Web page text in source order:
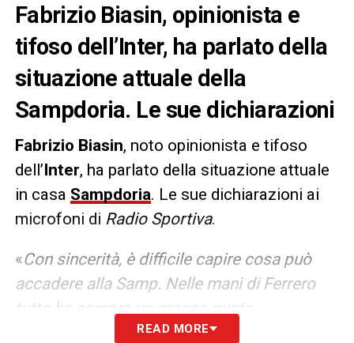
Fabrizio Biasin, opinionista e
tifoso dell’Inter, ha parlato della
situazione attuale della
Sampdoria. Le sue dichiarazioni
Fabrizio Biasin, noto opinionista e tifoso
dell’Inter, ha parlato della situazione attuale
in casa Sampdoria. Le sue dichiarazioni ai
microfoni di Radio Sportiva.
«Con sincerità, è difficile capire cosa può
accadere alla Samp. Nelle mani di Ferrero
tutto ha sempre un grosso punto
interrogativo. Non vuol dire che le cose
READ MORE